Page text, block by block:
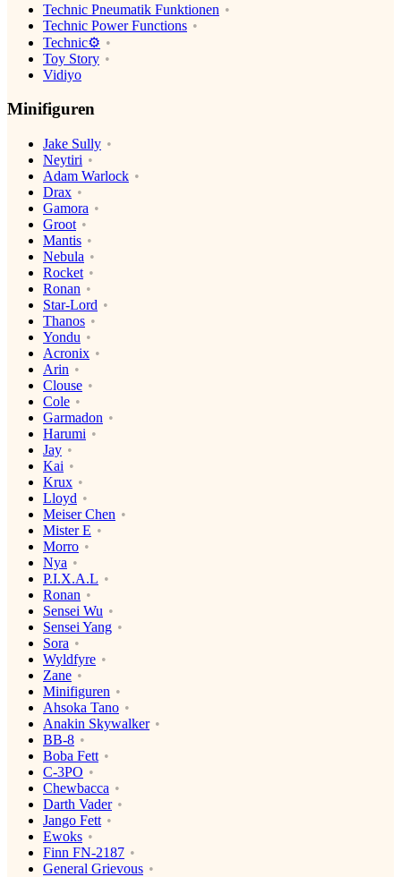
Technic Pneumatik Funktionen
Technic Power Functions
Technic⚙️
Toy Story
Vidiyo
Minifiguren
Jake Sully
Neytiri
Adam Warlock
Drax
Gamora
Groot
Mantis
Nebula
Rocket
Ronan
Star-Lord
Thanos
Yondu
Acronix
Arin
Clouse
Cole
Garmadon
Harumi
Jay
Kai
Krux
Lloyd
Meiser Chen
Mister E
Morro
Nya
P.I.X.A.L
Ronan
Sensei Wu
Sensei Yang
Sora
Wyldfyre
Zane
Minifiguren
Ahsoka Tano
Anakin Skywalker
BB-8
Boba Fett
C-3PO
Chewbacca
Darth Vader
Jango Fett
Ewoks
Finn FN-2187
General Grievous